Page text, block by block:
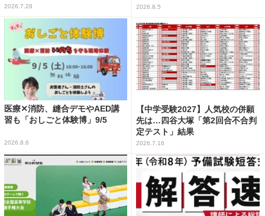
2026.7.28 2026.8.5
医療✕消防、縫合デモやAED講
習も「おしごと体験博」9/5
2026.8.6
【中学受験2027】人気校の併願
先は…四谷大塚「第2回合不合判
定テスト」結果
2026.7.16